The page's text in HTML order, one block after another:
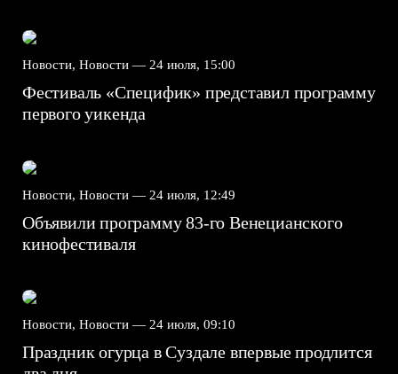
Новости, Новости — 24 июля, 15:00
Фестиваль «Специфик» представил программу
первого уикенда
Новости, Новости — 24 июля, 12:49
Объявили программу 83-го Венецианского
кинофестиваля
Новости, Новости — 24 июля, 09:10
Праздник огурца в Суздале впервые продлится